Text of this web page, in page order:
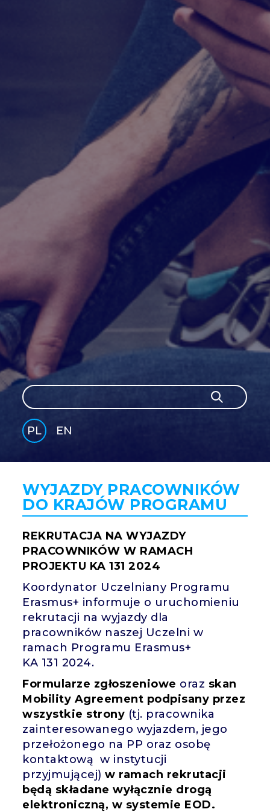
Szukaj
Szukaj
PL
EN
SH
WYJAZDY PRACOWNIKÓW
DO KRAJÓW PROGRAMU
REKRUTACJA NA WYJAZDY
PRACOWNIKÓW W RAMACH
PROJEKTU KA 131 2024
Koordynator Uczelniany Programu
Erasmus+ informuje o uruchomieniu
rekrutacji na wyjazdy dla
pracowników naszej Uczelni w
ramach Programu Erasmus+
KA 131 2024.
Formularze zgłoszeniowe oraz skan
Mobility Agreement podpisany przez
wszystkie strony (tj. pracownika
zainteresowanego wyjazdem, jego
przełożonego na PP oraz osobę
kontaktową w instytucji
przyjmującej) w ramach rekrutacji
będą składane wyłącznie drogą
elektroniczną, w systemie EOD.